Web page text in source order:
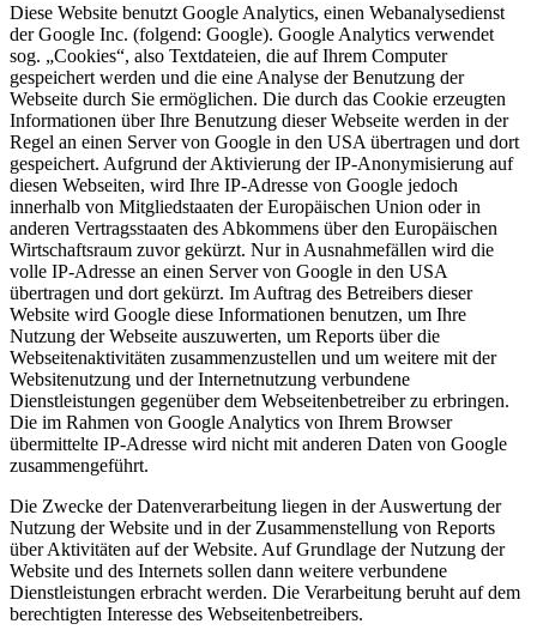
Diese Website benutzt Google Analytics, einen Webanalysedienst
der Google Inc. (folgend: Google). Google Analytics verwendet
sog. „Cookies“, also Textdateien, die auf Ihrem Computer
gespeichert werden und die eine Analyse der Benutzung der
Webseite durch Sie ermöglichen. Die durch das Cookie erzeugten
Informationen über Ihre Benutzung dieser Webseite werden in der
Regel an einen Server von Google in den USA übertragen und dort
gespeichert. Aufgrund der Aktivierung der IP-Anonymisierung auf
diesen Webseiten, wird Ihre IP-Adresse von Google jedoch
innerhalb von Mitgliedstaaten der Europäischen Union oder in
anderen Vertragsstaaten des Abkommens über den Europäischen
Wirtschaftsraum zuvor gekürzt. Nur in Ausnahmefällen wird die
volle IP-Adresse an einen Server von Google in den USA
übertragen und dort gekürzt. Im Auftrag des Betreibers dieser
Website wird Google diese Informationen benutzen, um Ihre
Nutzung der Webseite auszuwerten, um Reports über die
Webseitenaktivitäten zusammenzustellen und um weitere mit der
Websitenutzung und der Internetnutzung verbundene
Dienstleistungen gegenüber dem Webseitenbetreiber zu erbringen.
Die im Rahmen von Google Analytics von Ihrem Browser
übermittelte IP-Adresse wird nicht mit anderen Daten von Google
zusammengeführt.
Die Zwecke der Datenverarbeitung liegen in der Auswertung der
Nutzung der Website und in der Zusammenstellung von Reports
über Aktivitäten auf der Website. Auf Grundlage der Nutzung der
Website und des Internets sollen dann weitere verbundene
Dienstleistungen erbracht werden. Die Verarbeitung beruht auf dem
berechtigten Interesse des Webseitenbetreibers.